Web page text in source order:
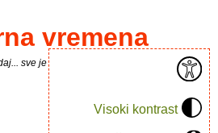
Visoki kontrast
vremena
sve je puno knjiga.